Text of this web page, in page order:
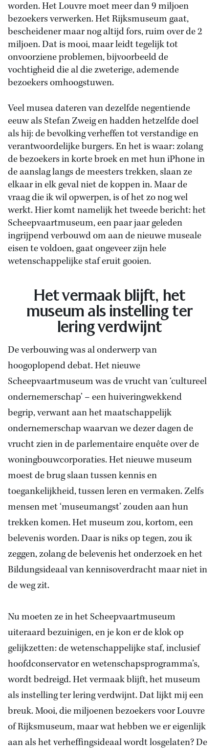
worden. Het Louvre moet meer dan 9 miljoen
bezoekers verwerken. Het Rijksmuseum gaat,
bescheidener maar nog altijd fors, ruim over de 2
miljoen. Dat is mooi, maar leidt tegelijk tot
onvoorziene problemen, bijvoorbeeld de
vochtigheid die al die zweterige, ademende
bezoekers omhoogstuwen.
Veel musea dateren van dezelfde negentiende
eeuw als Stefan Zweig en hadden hetzelfde doel
als hij: de bevolking verheffen tot verstandige en
verantwoordelijke burgers. En het is waar: zolang
de bezoekers in korte broek en met hun iPhone in
de aanslag langs de meesters trekken, slaan ze
elkaar in elk geval niet de koppen in. Maar de
vraag die ik wil opwerpen, is of het zo nog wel
werkt. Hier komt namelijk het tweede bericht: het
Scheepvaartmuseum, een paar jaar geleden
ingrijpend verbouwd om aan de nieuwe museale
eisen te voldoen, gaat ongeveer zijn hele
wetenschappelijke staf eruit gooien.
Het vermaak blijft, het
museum als instelling ter
lering verdwijnt
De verbouwing was al onderwerp van
hoogoplopend debat. Het nieuwe
Scheepvaartmuseum was de vrucht van ‘cultureel
ondernemerschap’ – een huiveringwekkend
begrip, verwant aan het maatschappelijk
ondernemerschap waarvan we dezer dagen de
vrucht zien in de parlementaire enquête over de
woningbouwcorporaties. Het nieuwe museum
moest de brug slaan tussen kennis en
toegankelijkheid, tussen leren en vermaken. Zelfs
mensen met ‘museumangst’ zouden aan hun
trekken komen. Het museum zou, kortom, een
belevenis worden. Daar is niks op tegen, zou ik
zeggen, zolang de belevenis het onderzoek en het
Bildungsideaal van kennisoverdracht maar niet in
de weg zit.
Nu moeten ze in het Scheepvaartmuseum
uiteraard bezuinigen, en je kon er de klok op
gelijkzetten: de wetenschappelijke staf, inclusief
hoofdconservator en wetenschapsprogramma’s,
wordt bedreigd. Het vermaak blijft, het museum
als instelling ter lering verdwijnt. Dat lijkt mij een
breuk. Mooi, die miljoenen bezoekers voor Louvre
of Rijksmuseum, maar wat hebben we er eigenlijk
aan als het verheffingsideaal wordt losgelaten? De